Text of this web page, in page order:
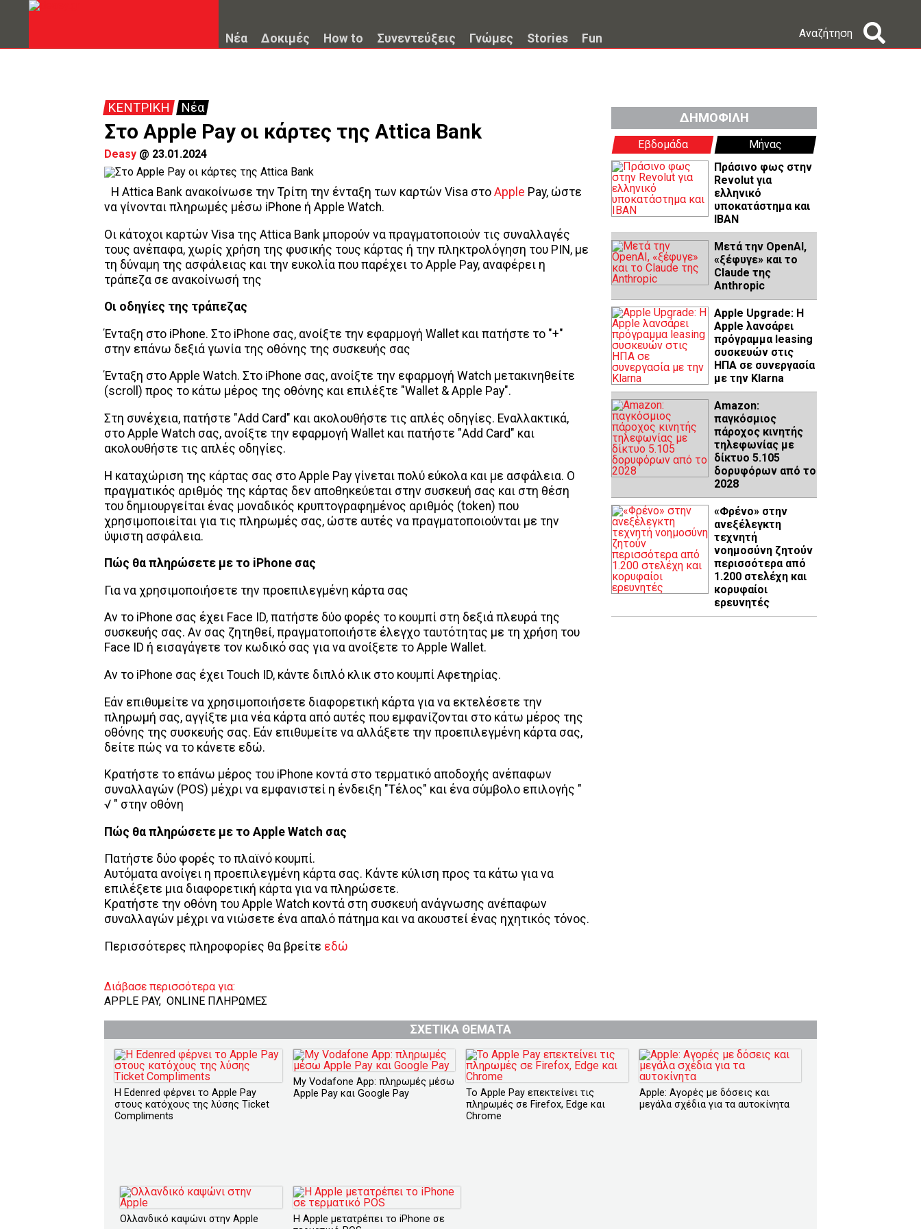
Νέα Δοκιμές How to Συνεντεύξεις Γνώμες Stories Fun Αναζήτηση
ΚΕΝΤΡΙΚΗ Νέα
Στο Apple Pay οι κάρτες της Attica Bank
Deasy @ 23.01.2024
Η Attica Bank ανακοίνωσε την Τρίτη την ένταξη των καρτών Visa στο Apple Pay, ώστε
να γίνονται πληρωμές μέσω iPhone ή Apple Watch.
Oι κάτοχοι καρτών Visa της Attica Bank μπορούν να πραγματοποιούν τις συναλλαγές
τους ανέπαφα, χωρίς χρήση της φυσικής τους κάρτας ή την πληκτρολόγηση του ΡΙΝ, με
τη δύναμη της ασφάλειας και την ευκολία που παρέχει το Apple Pay, αναφέρει η
τράπεζα σε ανακοίνωσή της
Οι οδηγίες της τράπεζας
Ένταξη στο iPhone. Στο iPhone σας, ανοίξτε την εφαρμογή Wallet και πατήστε το "+"
στην επάνω δεξιά γωνία της οθόνης της συσκευής σας
Ένταξη στο Apple Watch. Στο iPhone σας, ανοίξτε την εφαρμογή Watch μετακινηθείτε
(scroll) προς το κάτω μέρος της οθόνης και επιλέξτε "Wallet & Apple Pay".
Στη συνέχεια, πατήστε "Add Card" και ακολουθήστε τις απλές οδηγίες. Εναλλακτικά,
στο Apple Watch σας, ανοίξτε την εφαρμογή Wallet και πατήστε "Add Card" και
ακολουθήστε τις απλές οδηγίες.
Η καταχώριση της κάρτας σας στο Apple Pay γίνεται πολύ εύκολα και με ασφάλεια. Ο
πραγματικός αριθμός της κάρτας δεν αποθηκεύεται στην συσκευή σας και στη θέση
του δημιουργείται ένας μοναδικός κρυπτογραφημένος αριθμός (token) που
χρησιμοποιείται για τις πληρωμές σας, ώστε αυτές να πραγματοποιούνται με την
ύψιστη ασφάλεια.
Πώς θα πληρώσετε με το iPhone σας
Για να χρησιμοποιήσετε την προεπιλεγμένη κάρτα σας
Αν το iPhone σας έχει Face ID, πατήστε δύο φορές το κουμπί στη δεξιά πλευρά της
συσκευής σας. Αν σας ζητηθεί, πραγματοποιήστε έλεγχο ταυτότητας με τη χρήση του
Face ID ή εισαγάγετε τον κωδικό σας για να ανοίξετε το Apple Wallet.
Αν το iPhone σας έχει Touch ID, κάντε διπλό κλικ στο κουμπί Αφετηρίας.
Εάν επιθυμείτε να χρησιμοποιήσετε διαφορετική κάρτα για να εκτελέσετε την
πληρωμή σας, αγγίξτε μια νέα κάρτα από αυτές που εμφανίζονται στο κάτω μέρος της
οθόνης της συσκευής σας. Εάν επιθυμείτε να αλλάξετε την προεπιλεγμένη κάρτα σας,
δείτε πώς να το κάνετε εδώ.
Κρατήστε το επάνω μέρος του iPhone κοντά στο τερματικό αποδοχής ανέπαφων
συναλλαγών (POS) μέχρι να εμφανιστεί η ένδειξη "Τέλος" και ένα σύμβολο επιλογής "
√ " στην οθόνη
Πώς θα πληρώσετε με το Apple Watch σας
Πατήστε δύο φορές το πλαϊνό κουμπί.
Αυτόματα ανοίγει η προεπιλεγμένη κάρτα σας. Κάντε κύλιση προς τα κάτω για να
επιλέξετε μια διαφορετική κάρτα για να πληρώσετε.
Κρατήστε την οθόνη του Apple Watch κοντά στη συσκευή ανάγνωσης ανέπαφων
συναλλαγών μέχρι να νιώσετε ένα απαλό πάτημα και να ακουστεί ένας ηχητικός τόνος.
Περισσότερες πληροφορίες θα βρείτε εδώ
ΔΗΜΟΦΙΛΗ
Εβδομάδα
Μήνας
Πράσινο φως στην
Revolut για
ελληνικό
υποκατάστημα και
IBAN
Μετά την OpenAI,
«ξέφυγε» και το
Claude της
Anthropic
Apple Upgrade: Η
Apple λανσάρει
πρόγραμμα leasing
συσκευών στις
ΗΠΑ σε συνεργασία
με την Klarna
Amazon:
παγκόσμιος
πάροχος κινητής
τηλεφωνίας με
δίκτυο 5.105
δορυφόρων από το
2028
«Φρένο» στην
ανεξέλεγκτη
τεχνητή
νοημοσύνη ζητούν
περισσότερα από
1.200 στελέχη και
κορυφαίοι
ερευνητές
Διάβασε περισσότερα για:
APPLE PAY, ONLINE ΠΛΗΡΩΜΕΣ
ΣΧΕΤΙΚΑ ΘΕΜΑΤΑ
Η Edenred φέρνει το Apple Pay
στους κατόχους της λύσης Ticket
Compliments
My Vodafone App: πληρωμές μέσω
Apple Pay και Google Pay
Το Apple Pay επεκτείνει τις
πληρωμές σε Firefox, Edge και
Chrome
Apple: Αγορές με δόσεις και
μεγάλα σχέδια για τα αυτοκίνητα
Ολλανδικό καψώνι στην Apple
H Apple μετατρέπει το iPhone σε